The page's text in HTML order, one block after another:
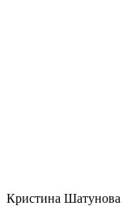
Кристина Шатунова